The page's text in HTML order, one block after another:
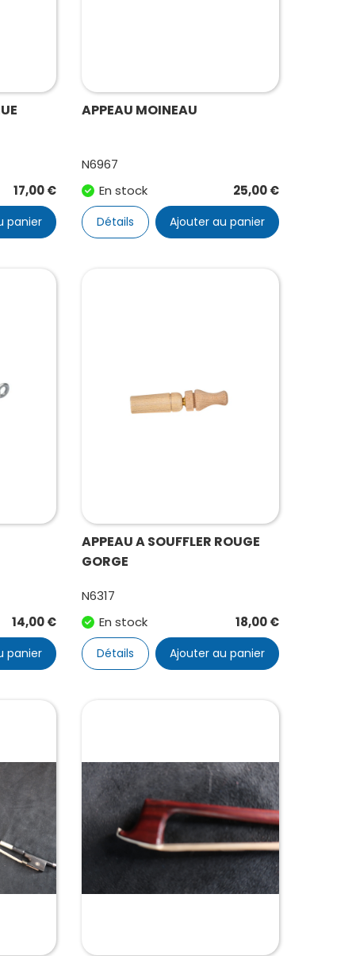
17,00€
panier
APPEAU MOINEAU
N6967
En stock
25,00€
Détails Ajouter au panier
14,00€
panier
APPEAU A SOUFFLER ROUGE
GORGE
N6317
En stock
18,00€
Détails Ajouter au panier